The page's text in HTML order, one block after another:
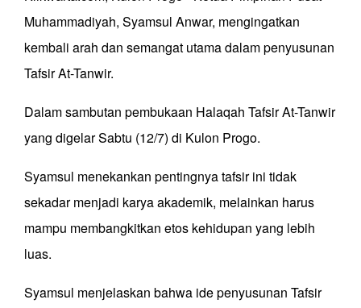
Muhammadiyah, Syamsul Anwar, mengingatkan
kembali arah dan semangat utama dalam penyusunan
Tafsir At-Tanwir.
Dalam sambutan pembukaan Halaqah Tafsir At-Tanwir
yang digelar Sabtu (12/7) di Kulon Progo.
Syamsul menekankan pentingnya tafsir ini tidak
sekadar menjadi karya akademik, melainkan harus
mampu membangkitkan etos kehidupan yang lebih
luas.
Syamsul menjelaskan bahwa ide penyusunan Tafsir